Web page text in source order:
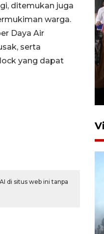
ditemukan juga
warga.
Daya Air
serta
yang dapat
di situs web ini tanpa
Piala